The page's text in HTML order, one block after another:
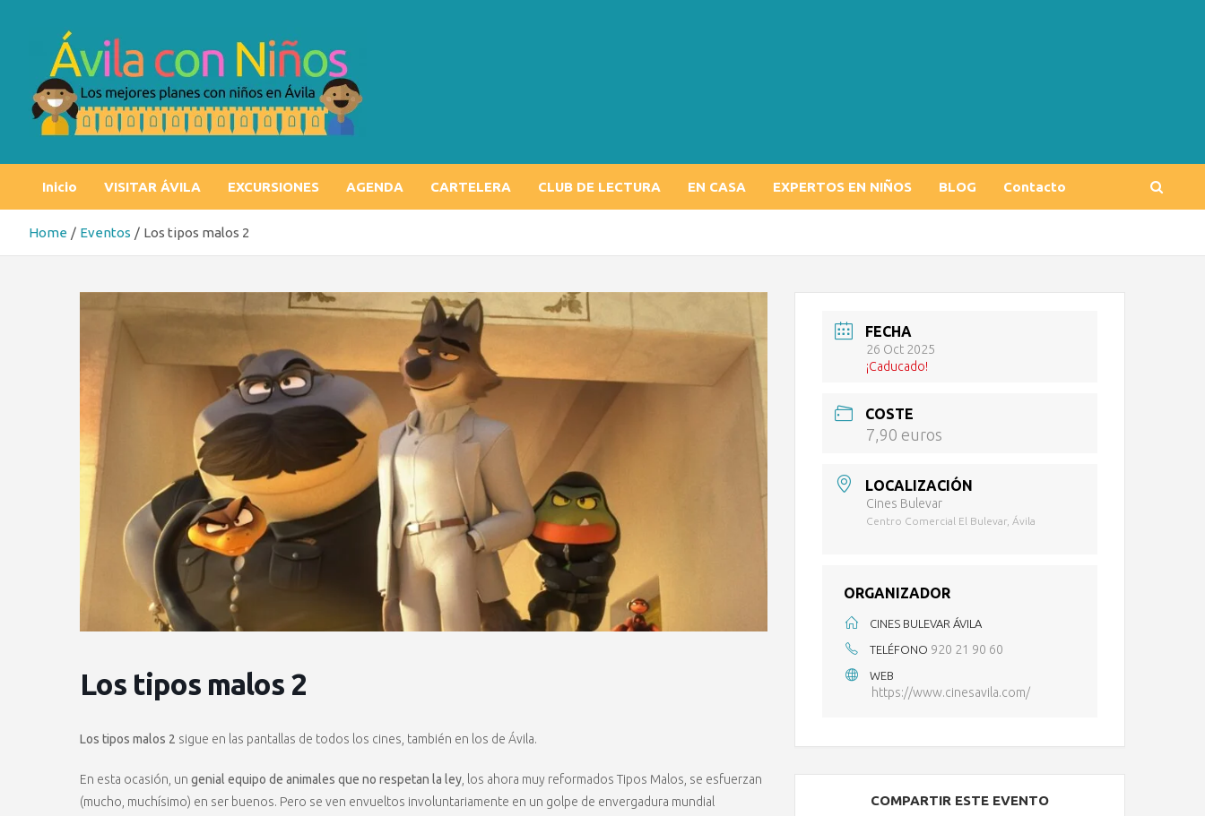
Inicio VISITAR ÁVILA EXCURSIONES AGENDA CARTELERA CLUB DE LECTURA EN CASA EXPERTOS EN NIÑOS BLOG Contacto
Home Eventos Los tipos malos 2
Los tipos malos 2
Los tipos malos 2 sigue en las pantallas de todos los cines, también en los de Ávila.
En esta ocasión, un genial equipo de animales que no respetan la ley, los ahora muy reformados Tipos Malos, se esfuerzan
(mucho, muchísimo) en ser buenos. Pero se ven envueltos involuntariamente en un golpe de envergadura mundial
FECHA
26 Oct 2025
¡Caducado!
COSTE
7,90 euros
LOCALIZACIÓN
Cines Bulevar
Centro Comercial El Bulevar, Ávila
ORGANIZADOR
CINES BULEVAR ÁVILA
TELÉFONO 920 21 90 60
WEB
https://www.cinesavila.com/
COMPARTIR ESTE EVENTO